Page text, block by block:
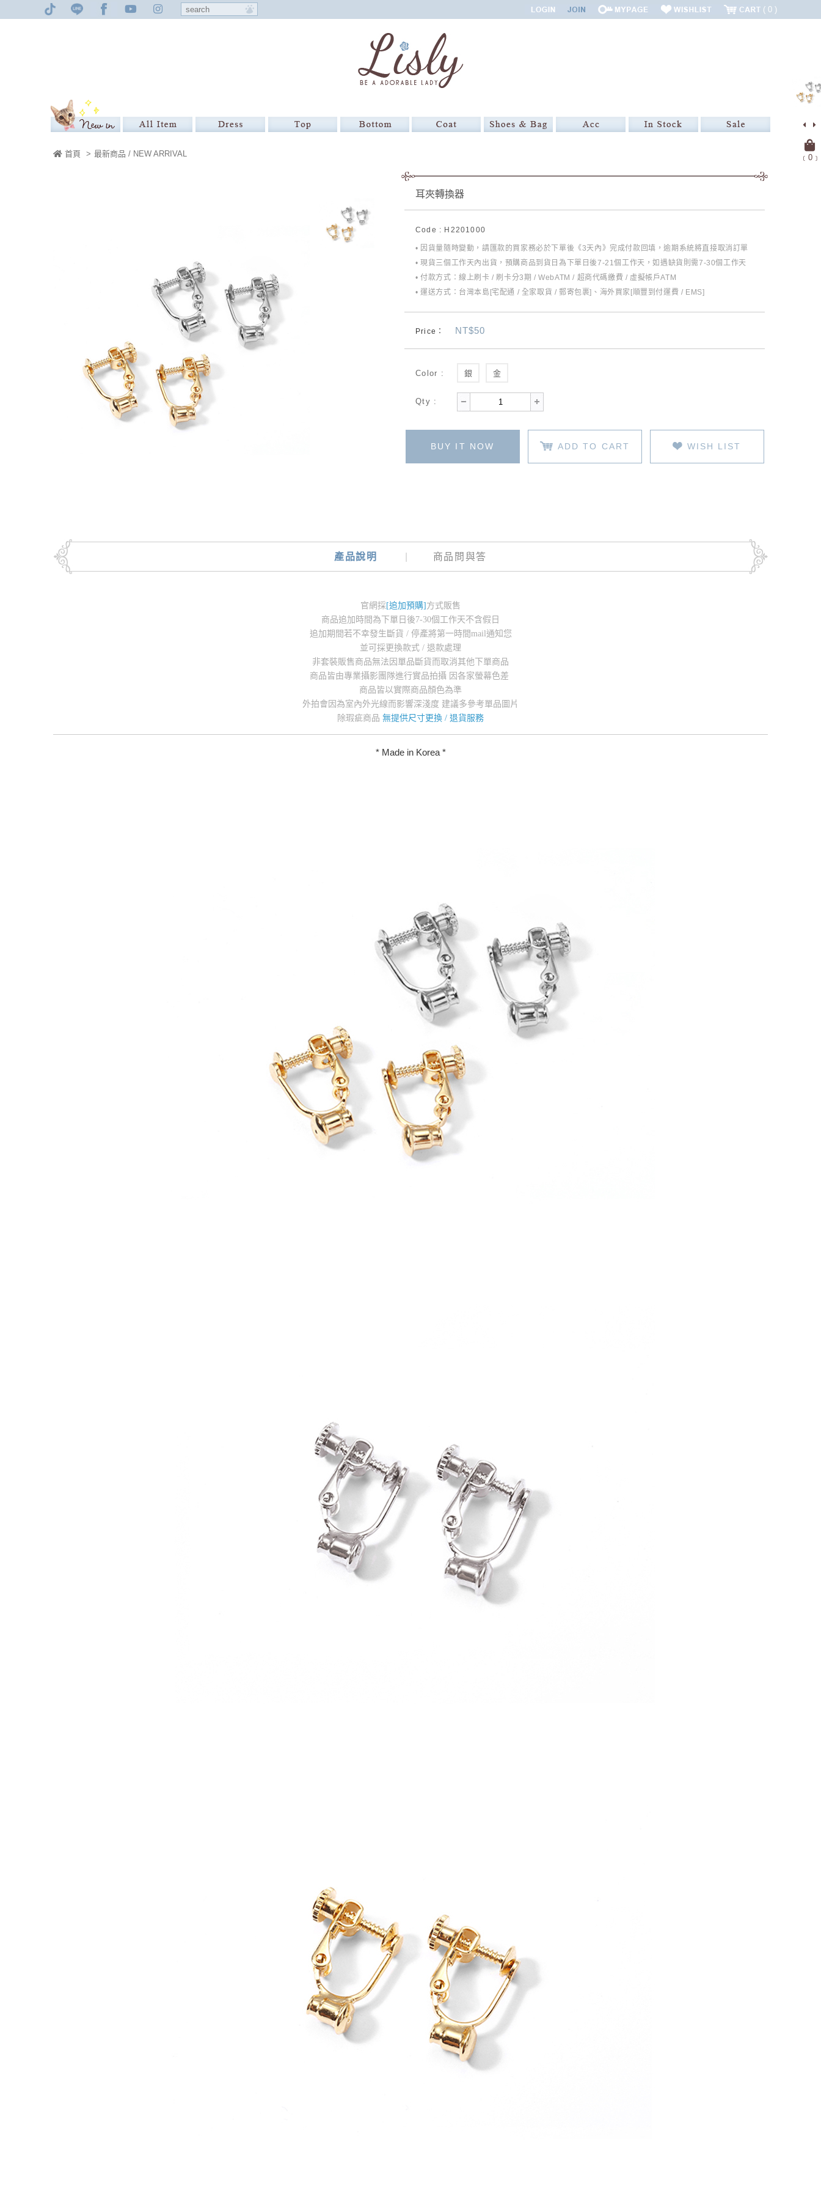
0
﹝ 0﹞
首頁 > 最新商品 / NEW ARRIVAL
耳夾轉換器
Code : H2201000
• 因貨量隨時變動，請匯款的買家務必於下單後《3天內》完成付款回填，逾期系統將直接取消訂單
• 現貨三個工作天內出貨，預購商品到貨日為下單日後7-21個工作天，如遇缺貨則需7-30個工作天
• 付款方式：線上刷卡 / 刷卡分3期 / WebATM / 超商代碼繳費 / 虛擬帳戶ATM
• 運送方式：台灣本島[宅配通 / 全家取貨 / 郵寄包裹]、海外買家[順豐到付運費 / EMS]
Price： NT$50
Color : 銀 金
Qty :
BUY IT NOW ADD TO CART WISH LIST
產品說明 商品問與答
官網採 [追加預購] 方式販售
商品追加時間為下單日後7-30個工作天不含假日
追加期間若不幸發生斷貨 / 停產將第一時間mail通知您
並可採更換款式 / 退款處理
非套裝販售商品無法因單品斷貨而取消其他下單商品
商品皆由專業攝影團隊進行實品拍攝 因各家螢幕色差
商品皆以實際商品顏色為準
外拍會因為室內外光線而影響深淺度 建議多參考單品圖片
除瑕疵商品 無提供尺寸更換 / 退貨服務
* Made in Korea *